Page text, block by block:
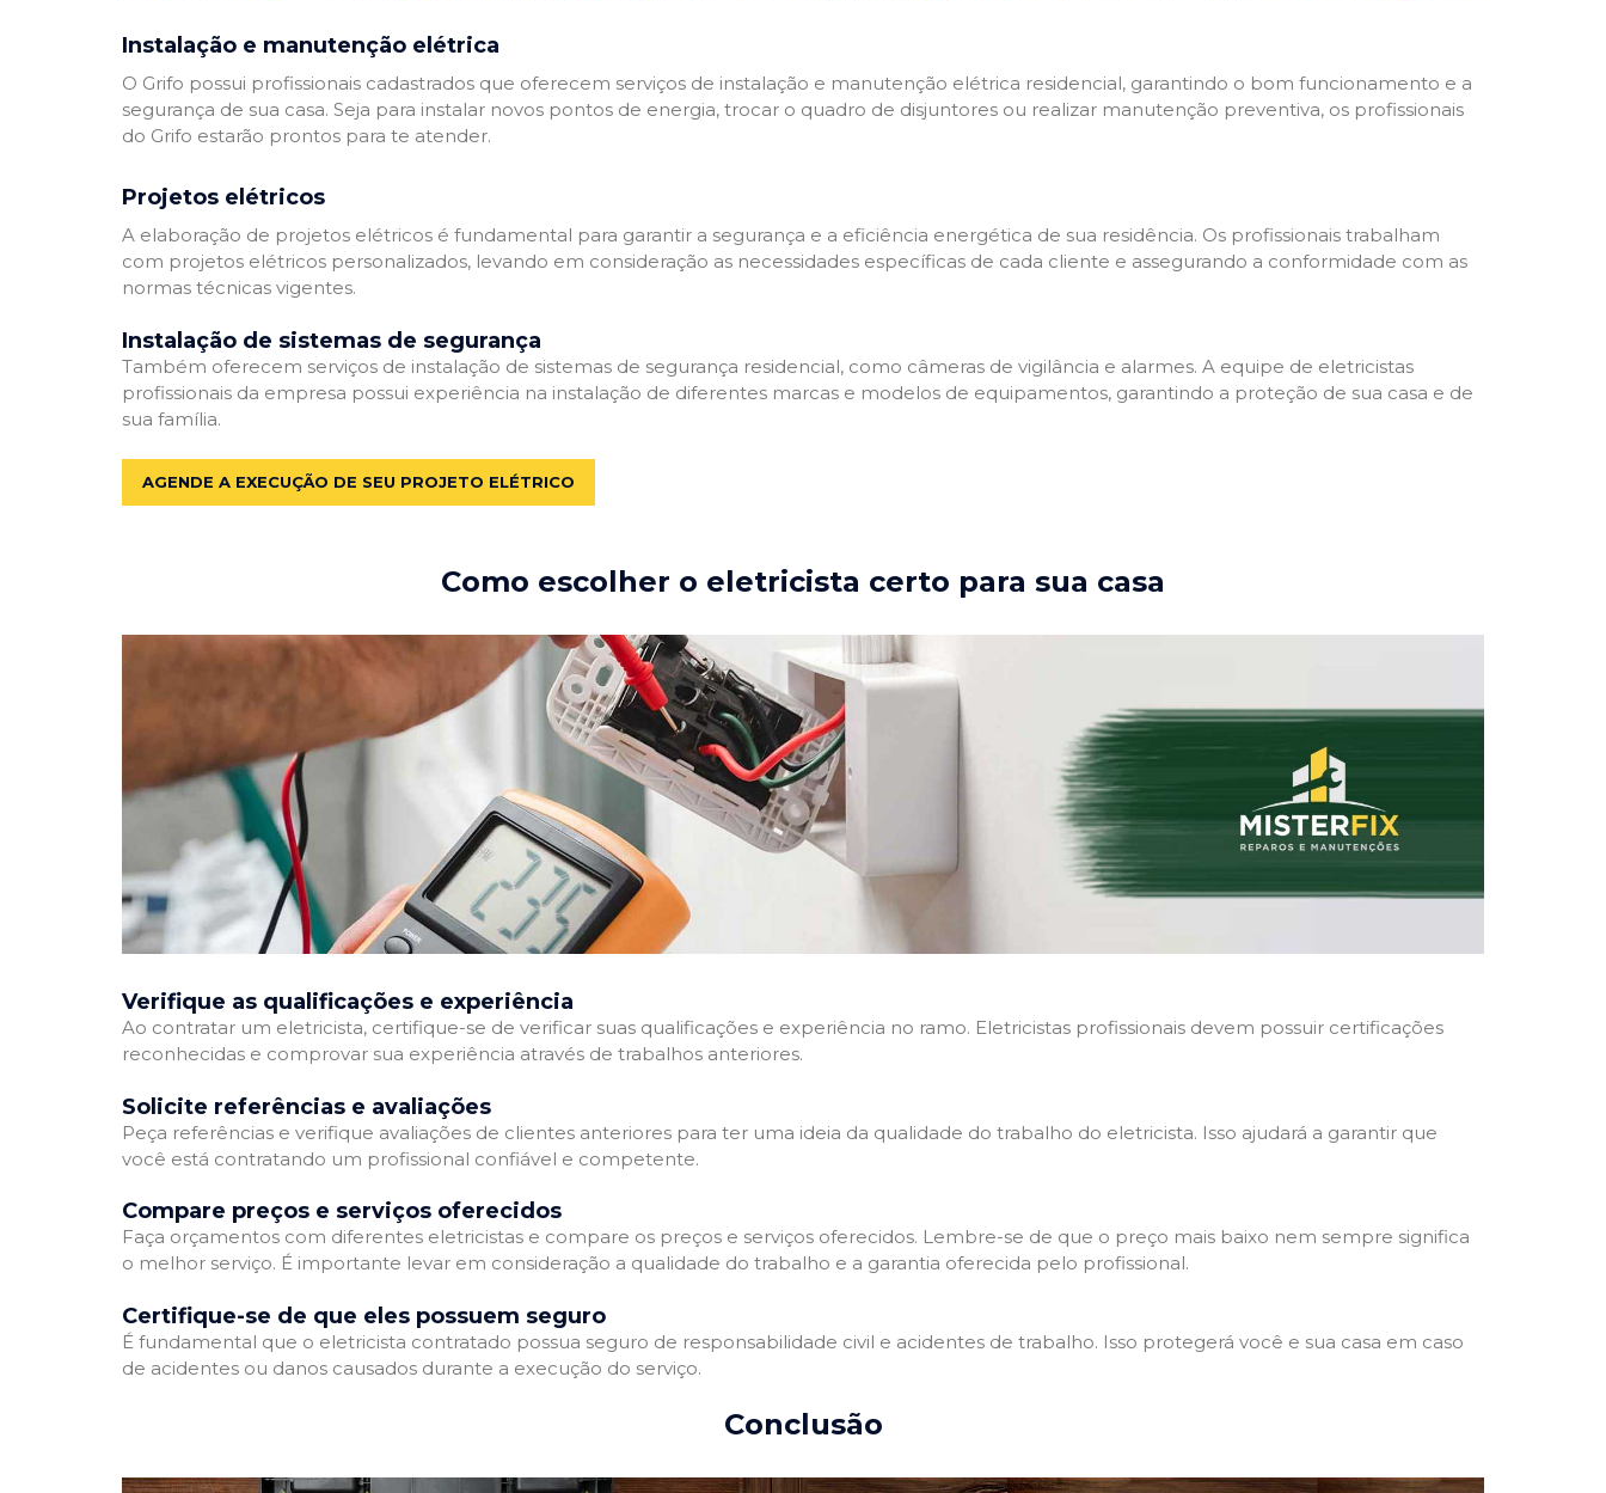
Instalação e manutenção elétrica
O Grifo possui profissionais cadastrados que oferecem serviços de instalação e manutenção elétrica residencial, garantindo o bom funcionamento e a
segurança de sua casa. Seja para instalar novos pontos de energia, trocar o quadro de disjuntores ou realizar manutenção preventiva, os profissionais
do Grifo estarão prontos para te atender.
Projetos elétricos
A elaboração de projetos elétricos é fundamental para garantir a segurança e a eficiência energética de sua residência. Os profissionais trabalham
com projetos elétricos personalizados, levando em consideração as necessidades específicas de cada cliente e assegurando a conformidade com as
normas técnicas vigentes.
Instalação de sistemas de segurança
Também oferecem serviços de instalação de sistemas de segurança residencial, como câmeras de vigilância e alarmes. A equipe de eletricistas
profissionais da empresa possui experiência na instalação de diferentes marcas e modelos de equipamentos, garantindo a proteção de sua casa e de
sua família.
AGENDE A EXECUÇÃO DE SEU PROJETO ELÉTRICO
Como escolher o eletricista certo para sua casa
Verifique as qualificações e experiência
Ao contratar um eletricista, certifique-se de verificar suas qualificações e experiência no ramo. Eletricistas profissionais devem possuir certificações
reconhecidas e comprovar sua experiência através de trabalhos anteriores.
Solicite referências e avaliações
Peça referências e verifique avaliações de clientes anteriores para ter uma ideia da qualidade do trabalho do eletricista. Isso ajudará a garantir que
você está contratando um profissional confiável e competente.
Compare preços e serviços oferecidos
Faça orçamentos com diferentes eletricistas e compare os preços e serviços oferecidos. Lembre-se de que o preço mais baixo nem sempre significa
o melhor serviço. É importante levar em consideração a qualidade do trabalho e a garantia oferecida pelo profissional.
Certifique-se de que eles possuem seguro
É fundamental que o eletricista contratado possua seguro de responsabilidade civil e acidentes de trabalho. Isso protegerá você e sua casa em caso
de acidentes ou danos causados durante a execução do serviço.
Conclusão